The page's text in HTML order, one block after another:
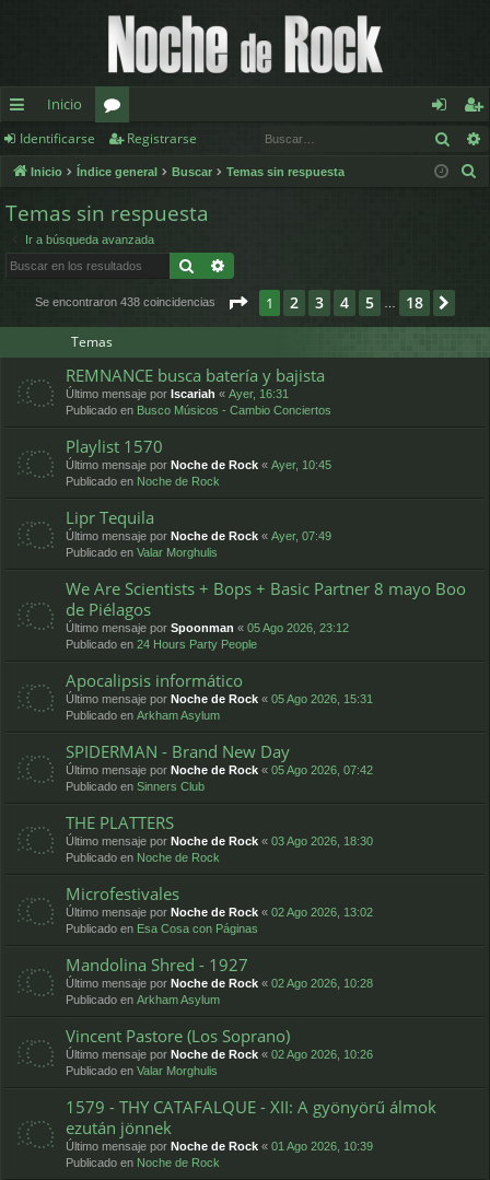
nl
ac
es
os
Inicio
or
os
de
nt
e
eg
ist
Identificarse Registrarse
Inicio Índice general Buscar Temas sin respuesta
Temas sin respuesta
Ir a búsqueda avanzada
Buscar
Se encontraron 438 coincidencias Página de 18
1 2 3 4 5 18
Temas
REMNANCE busca batería y bajista
Último mensaje por Iscariah « Ayer, 16:31
Publicado en Busco Músicos - Cambio Conciertos
Playlist 1570
Último mensaje por Noche de Rock « Ayer, 10:45
Publicado en Noche de Rock
Lipr Tequila
Último mensaje por Noche de Rock « Ayer, 07:49
Publicado en Valar Morghulis
We Are Scientists + Bops + Basic Partner 8 mayo Boo
de Piélagos
Último mensaje por Spoonman « 05 Ago 2026, 23:12
Publicado en 24 Hours Party People
Apocalipsis informático
Último mensaje por Noche de Rock « 05 Ago 2026, 15:31
Publicado en Arkham Asylum
SPIDERMAN - Brand New Day
Último mensaje por Noche de Rock « 05 Ago 2026, 07:42
Publicado en Sinners Club
THE PLATTERS
Último mensaje por Noche de Rock « 03 Ago 2026, 18:30
Publicado en Noche de Rock
Microfestivales
Último mensaje por Noche de Rock « 02 Ago 2026, 13:02
Publicado en Esa Cosa con Páginas
Mandolina Shred - 1927
Último mensaje por Noche de Rock « 02 Ago 2026, 10:28
Publicado en Arkham Asylum
Vincent Pastore (Los Soprano)
Último mensaje por Noche de Rock « 02 Ago 2026, 10:26
Publicado en Valar Morghulis
1579 - THY CATAFALQUE - XII: A gyönyörű álmok
ezután jönnek
Último mensaje por Noche de Rock « 01 Ago 2026, 10:39
Publicado en Noche de Rock